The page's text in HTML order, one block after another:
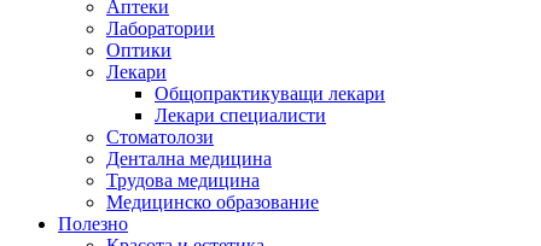
Аптеки
Лаборатории
Оптики
Лекари
Общопрактикуващи лекари
Лекари специалисти
Стоматолози
Дентална медицина
Трудова медицина
Медицинско образование
Полезно